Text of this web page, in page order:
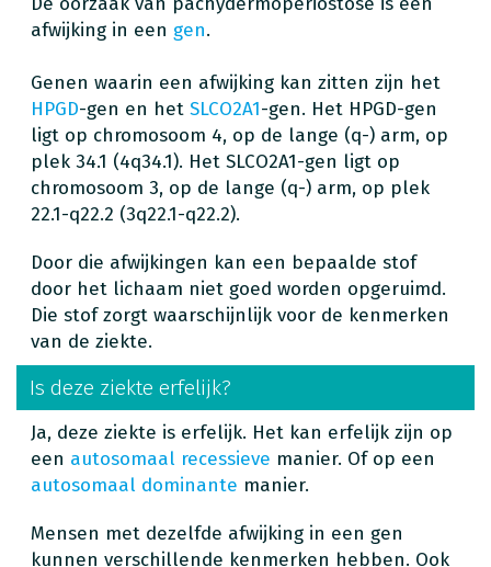
afwijking in een gen.
Genen waarin een afwijking kan zitten zijn het
HPGD-gen en het SLCO2A1-gen. Het HPGD-gen
ligt op chromosoom 4, op de lange (q-) arm, op
plek 34.1 (4q34.1). Het SLCO2A1-gen ligt op
chromosoom 3, op de lange (q-) arm, op plek
22.1-q22.2 (3q22.1-q22.2).
Door die afwijkingen kan een bepaalde stof
door het lichaam niet goed worden opgeruimd.
Die stof zorgt waarschijnlijk voor de kenmerken
van de ziekte.
Is deze ziekte erfelijk?
Ja, deze ziekte is erfelijk. Het kan erfelijk zijn op
een autosomaal recessieve manier. Of op een
autosomaal dominante manier.
Mensen met dezelfde afwijking in een gen
kunnen verschillende kenmerken hebben. Ook